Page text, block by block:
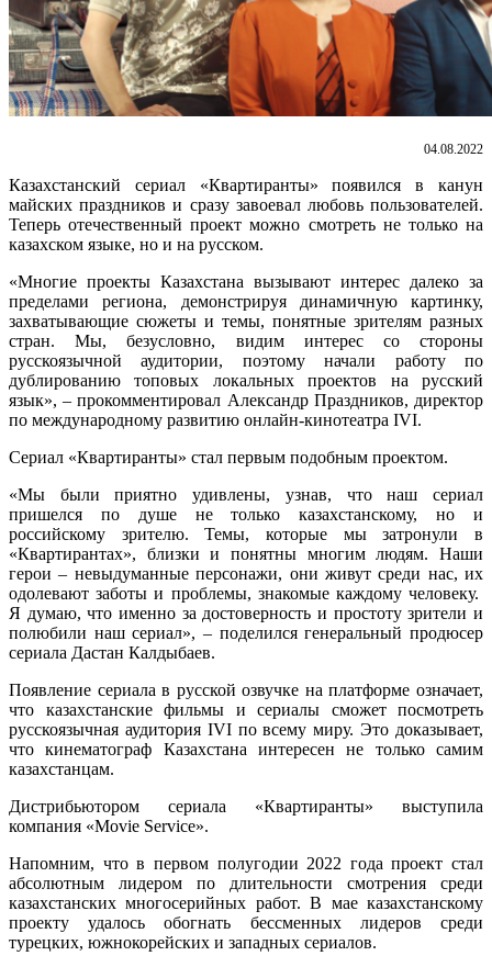
04.08.2022
Казахстанский сериал «Квартиранты» появился в канун
майских праздников и сразу завоевал любовь пользователей.
Теперь отечественный проект можно смотреть не только на
казахском языке, но и на русском.
«Многие проекты Казахстана вызывают интерес далеко за
пределами региона, демонстрируя динамичную картинку,
захватывающие сюжеты и темы, понятные зрителям разных
стран. Мы, безусловно, видим интерес со стороны
русскоязычной аудитории, поэтому начали работу по
дублированию топовых локальных проектов на русский
язык», – прокомментировал Александр Праздников, директор
по международному развитию онлайн-кинотеатра IVI.
Сериал «Квартиранты» стал первым подобным проектом.
«Мы были приятно удивлены, узнав, что наш сериал
пришелся по душе не только казахстанскому, но и
российскому зрителю. Темы, которые мы затронули в
«Квартирантах», близки и понятны многим людям. Наши
герои – невыдуманные персонажи, они живут среди нас, их
одолевают заботы и проблемы, знакомые каждому человеку.
Я думаю, что именно за достоверность и простоту зрители и
полюбили наш сериал», – поделился генеральный продюсер
сериала Дастан Калдыбаев.
Появление сериала в русской озвучке на платформе означает,
что казахстанские фильмы и сериалы сможет посмотреть
русскоязычная аудитория IVI по всему миру. Это доказывает,
что кинематограф Казахстана интересен не только самим
казахстанцам.
Дистрибьютором сериала «Квартиранты» выступила
компания «Movie Service».
Напомним, что в первом полугодии 2022 года проект стал
абсолютным лидером по длительности смотрения среди
казахстанских многосерийных работ. В мае казахстанскому
проекту удалось обогнать бессменных лидеров среди
турецких, южнокорейских и западных сериалов.